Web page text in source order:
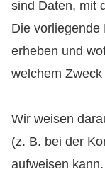
sind Daten, mit
Die vorliegende
erheben und
welchem
Wir weisen
(z. B. bei der
aufweisen